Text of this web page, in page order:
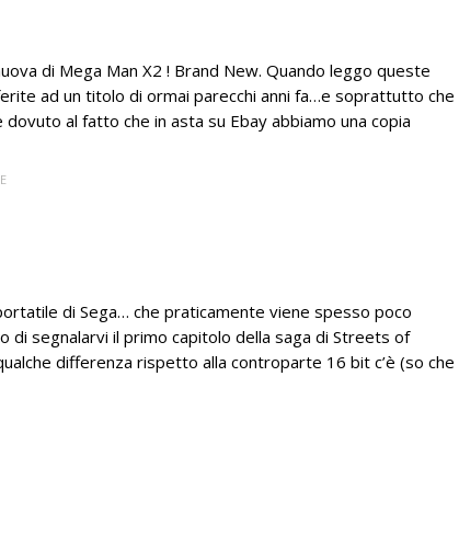
di Mega Man X2 ! Brand New. Quando leggo queste
ad un titolo di ormai parecchi anni fa…e soprattutto che
al fatto che in asta su Ebay abbiamo una copia
di Sega… che praticamente viene spesso poco
segnalarvi il primo capitolo della saga di Streets of
differenza rispetto alla controparte 16 bit c’è (so che